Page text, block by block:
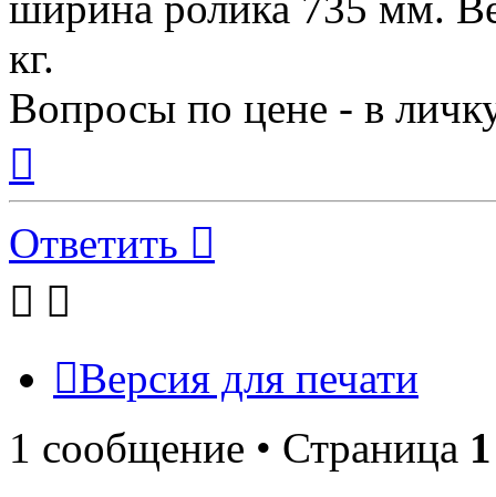
кг.
Вопросы по цене - в
началу
Ответить
Версия для печати
1 сообщение • Страница 1